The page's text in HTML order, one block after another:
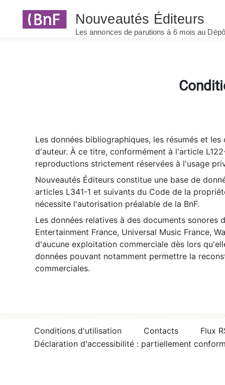
Les données bibliographiques, les résumés et
d'auteur. À ce titre, conformément à l'article
reproductions strictement réservées à l'usage
Nouveautés Éditeurs constitue une base de
articles L341-1 et suivants du Code de la
nécessite l'autorisation préalable de la BnF.
Les données relatives à des documents sonores
Entertainment France, Universal Music France,
d'aucune exploitation commerciale dès lors
données pouvant notamment permettre la
commerciales.
Conditions d'utilisation Contacts
Flux
Déclaration d'accessibilité : partiellement